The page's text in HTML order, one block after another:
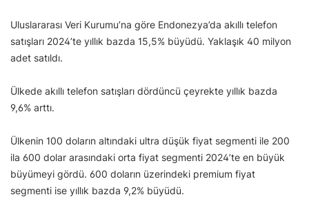
Uluslararası Veri Kurumu’na göre Endonezya’da akıllı telefon
satışları 2024’te yıllık bazda 15,5% büyüdü. Yaklaşık 40 milyon
adet satıldı.
Ülkede akıllı telefon satışları dördüncü çeyrekte yıllık bazda
9,6% arttı.
Ülkenin 100 doların altındaki ultra düşük fiyat segmenti ile 200
ila 600 dolar arasındaki orta fiyat segmenti 2024’te en büyük
büyümeyi gördü. 600 doların üzerindeki premium fiyat
segmenti ise yıllık bazda 9,2% büyüdü.